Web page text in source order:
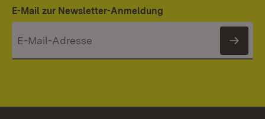
E-Mail zur Newsletter-Anmeldung